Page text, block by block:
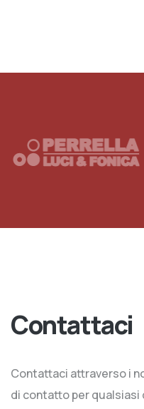
Contattaci
Contattaci attraverso i
di contatto per qualsiasi